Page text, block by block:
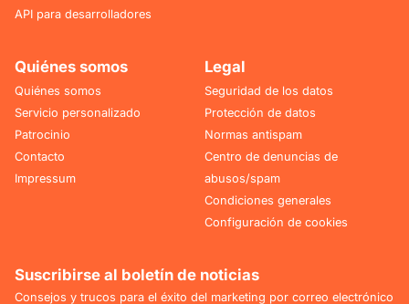
API para desarrolladores
Quiénes somos
Quiénes somos
Servicio personalizado
Patrocinio
Contacto
Impressum
Legal
Seguridad de los datos
Protección de datos
Normas antispam
Centro de denuncias de
abusos/spam
Condiciones generales
Configuración de cookies
Suscribirse al boletín de noticias
Consejos y trucos para el éxito del marketing por correo electrónico